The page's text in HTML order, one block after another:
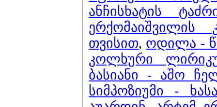
ანჩისხატის
თვისით, ოდილა -
კოლხური
ბასიანი - აშო
სიმპოზიუმი -